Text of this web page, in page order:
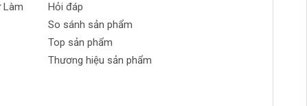
Làm
Hỏi đáp
So sánh sản phẩm
Top sản phẩm
Thương hiệu sản phẩm